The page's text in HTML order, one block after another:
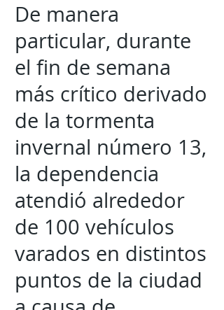
De manera
particular, durante
el fin de semana
más crítico derivado
de la tormenta
invernal número 13,
la dependencia
atendió alrededor
de 100 vehículos
varados en distintos
puntos de la ciudad